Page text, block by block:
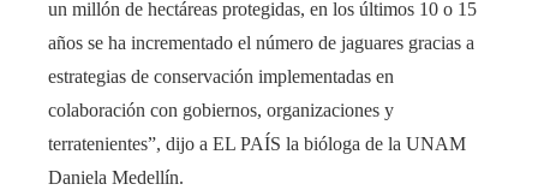
un millón de hectáreas protegidas, en los últimos 10 o 15
años se ha incrementado el número de jaguares gracias a
estrategias de conservación implementadas en
colaboración con gobiernos, organizaciones y
terratenientes”, dijo a EL PAÍS la bióloga de la UNAM
Daniela Medellín.